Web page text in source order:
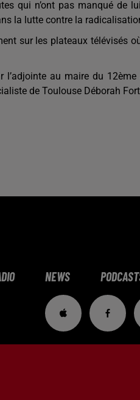
qui n’ont pas manqué de
la lutte contre la
sur les plateaux télévisés
au maire du
de Toulouse Déborah
NEWS